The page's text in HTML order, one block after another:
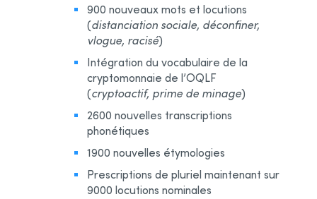
900 nouveaux mots et locutions
(distanciation sociale, déconfiner,
vlogue, racisé)
Intégration du vocabulaire de la
cryptomonnaie de l’OQLF
(cryptoactif, prime de minage)
2600 nouvelles transcriptions
phonétiques
1900 nouvelles étymologies
Prescriptions de pluriel maintenant sur
9000 locutions nominales